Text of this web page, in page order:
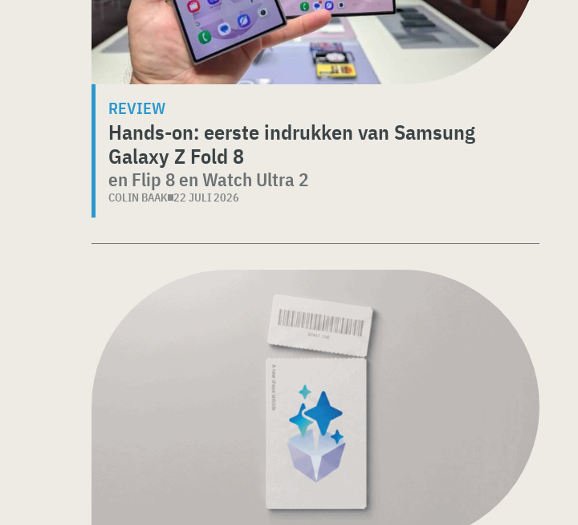
REVIEW
Hands-on: eerste indrukken van Samsung
Galaxy Z Fold 8
en Flip 8 en Watch Ultra 2
COLIN BAAK 22 JULI 2026